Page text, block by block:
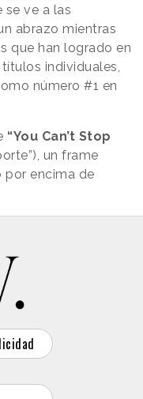
ve a las
abrazo mientras
que han logrado en
individuales,
número #1 en
“You Can’t Stop
un frame
por encima de